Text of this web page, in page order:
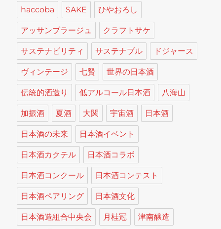
haccoba SAKE ひやおろし
アッサンブラージュ クラフトサケ
サステナビリティ サステナブル ドジャース
ヴィンテージ 七賢 世界の日本酒
伝統的酒造り 低アルコール日本酒 八海山
加振酒 夏酒 大関 宇宙酒 日本酒
日本酒の未来 日本酒イベント
日本酒カクテル 日本酒コラボ
日本酒コンクール 日本酒コンテスト
日本酒ペアリング 日本酒文化
日本酒造組合中央会 月桂冠 津南醸造